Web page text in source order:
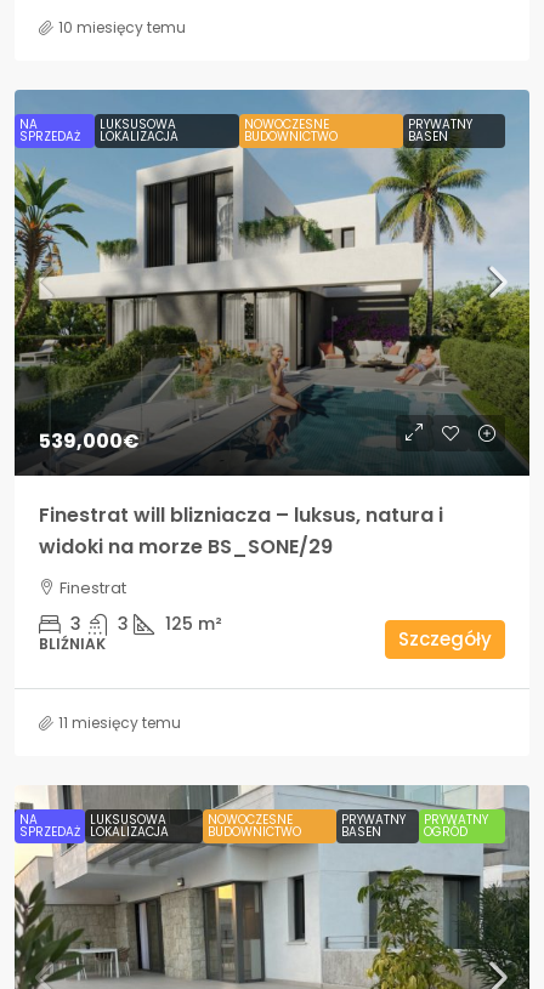
10 miesięcy temu
NA
SPRZEDAŻ
LUKSUSOWA
LOKALIZACJA
NOWOCZESNE
BUDOWNICTWO
PRYWATNY
BASEN
539,000€
Finestrat will blizniacza – luksus, natura i
widoki na morze BS_SONE/29
Finestrat
3 3 125 m²
BLIŹNIAK Szczegóły
11 miesięcy temu
NA
SPRZEDAŻ
LUKSUSOWA
LOKALIZACJA
NOWOCZESNE
BUDOWNICTWO
PRYWATNY
BASEN
PRYWATNY
OGRÓD